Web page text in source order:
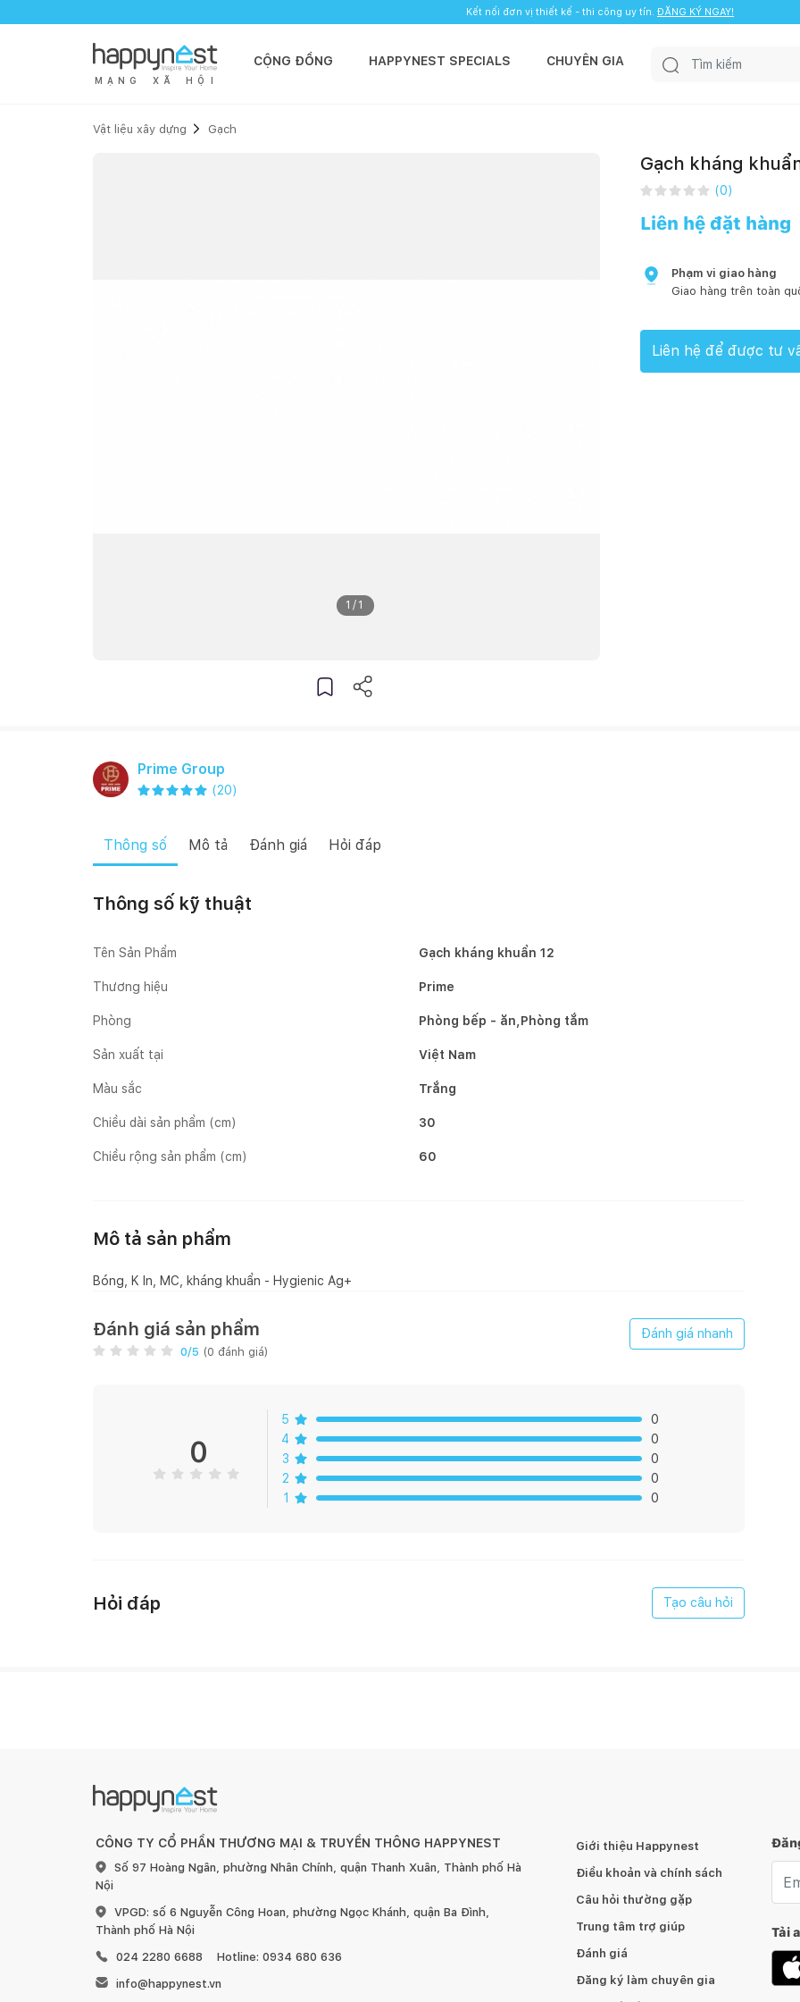
Kết nối đơn vị thiết kế - thi công uy tín. ĐĂNG KÝ NGAY!
M Ạ N G X Ã H Ộ I
CỘNG ĐỒNG HAPPYNEST SPECIALS CHUYÊN GIA
Vật liệu xây dựng Gạch
1 / 1
Gạch kháng
(0)
Liên hệ đặt hàng
Phạm vi giao hàng
Giao hàng trên toàn
Liên hệ để được tư
Prime Group
(20)
Thông số Mô tả Đánh giá Hỏi đáp
Thông số kỹ thuật
Tên Sản Phẩm Gạch kháng khuẩn 12
Thương hiệu Prime
Phòng Phòng bếp - ăn,Phòng tắm
Sản xuất tại Việt Nam
Màu sắc Trắng
Chiều dài sản phẩm (cm) 30
Chiều rộng sản phẩm (cm) 60
Mô tả sản phẩm
Bóng, K In, MC, kháng khuẩn - Hygienic Ag+
Đánh giá sản phẩm
0/5 (0 đánh giá)
Đánh giá nhanh
0
5
0
4
0
3
0
2
0
1
0
Hỏi đáp Tạo câu hỏi
CÔNG TY CỔ PHẦN THƯƠNG MẠI & TRUYỀN THÔNG HAPPYNEST
Số 97 Hoàng Ngân, phường Nhân Chính, quận Thanh Xuân, Thành phố Hà
Nội
VPGD: số 6 Nguyễn Công Hoan, phường Ngọc Khánh, quận Ba Đình,
Thành phố Hà Nội
024 2280 6688
Hotline: 0934 680 636
info@happynest.vn
Giới thiệu Happynest
Điều khoản và chính sách
Câu hỏi thường gặp
Trung tâm trợ giúp
Đánh giá
Đăng ký làm chuyên gia
Tải